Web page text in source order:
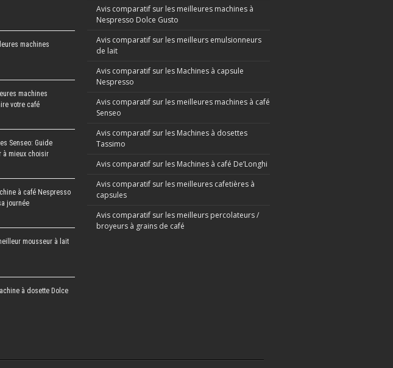
machines
machines
votre café
Senseo: Guide
à mieux choisir
à café Nespresso
journée
mousseur à lait
à dosette Dolce
Avis comparatif sur les meilleures machines à
Nespresso Dolce Gusto
Avis comparatif sur les meilleurs emulsionneurs
de lait
Avis comparatif sur les Machines à capsule
Nespresso
Avis comparatif sur les meilleures machines à café
Senseo
Avis comparatif sur les Machines à dosettes
Tassimo
Avis comparatif sur les Machines à café De’Longhi
Avis comparatif sur les meilleures cafetières à
capsules
Avis comparatif sur les meilleurs percolateurs /
broyeurs à grains de café